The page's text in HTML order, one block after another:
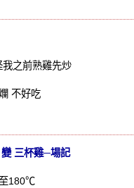
之前熟雞先炒
不好吃
三杯雞─場記
180℃